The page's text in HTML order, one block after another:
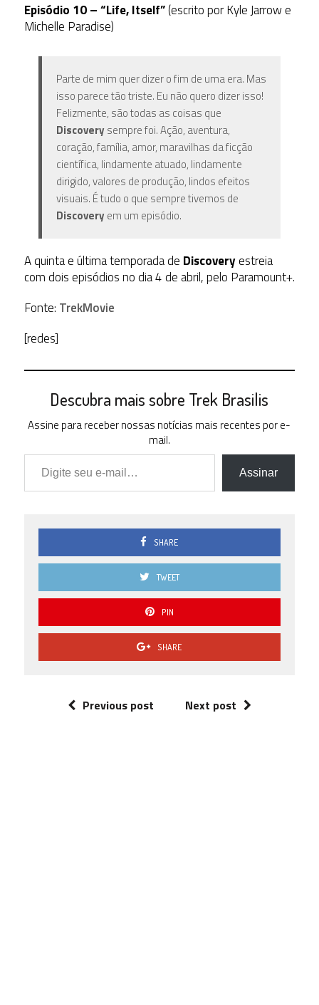
Episódio 10 – “Life, Itself”(escrito por Kyle Jarrow e
Michelle Paradise)
Parte de mim quer dizer o fim de uma era. Mas
isso parece tão triste. Eu não quero dizer isso!
Felizmente, são todas as coisas que
Discoverysempre foi. Ação, aventura,
coração, família, amor, maravilhas da ficção
científica, lindamente atuado, lindamente
dirigido, valores de produção, lindos efeitos
visuais. É tudo o que sempre tivemos de
Discoveryem um episódio.
A quinta e última temporada de Discoveryestreia
com dois episódios no dia 4 de abril, pelo Paramount+.
Fonte: TrekMovie
[redes]
Descubra mais sobre Trek Brasilis
Assine para receber nossas notícias mais recentes por e-
mail.
Digite seu e-mail…
Assinar
SHARE
TWEET
PIN
SHARE
Previous post Next post